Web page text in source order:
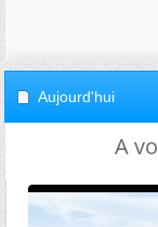
Aujourd'hui
A